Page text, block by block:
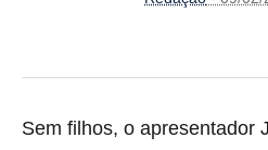
Sem filhos, o apresentador